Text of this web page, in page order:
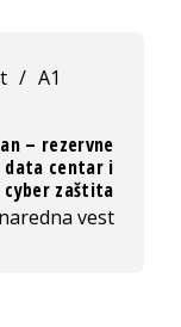
/ A1
– rezervne
data centar i
cyber zaštita
naredna vest